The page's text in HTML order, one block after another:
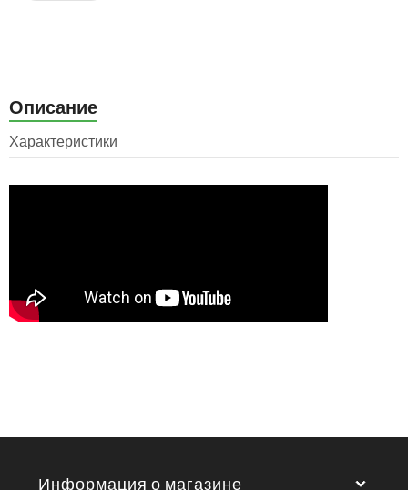
Описание
Характеристики
Информация о магазине